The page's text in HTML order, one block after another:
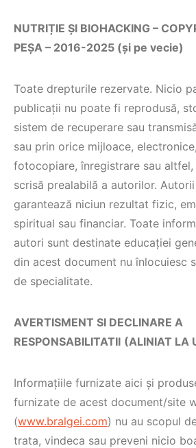
NUTRIȚIE ȘI BIOHACKING –
PEȘA – 2016-2025 (și pe vecie)
Toate drepturile rezervate. Nicio
publicații nu poate fi reprodusă,
sistem de recuperare sau
sau prin orice mijloace,
fotocopiare, înregistrare sau altfel,
scrisă prealabilă a autorilor.
garantează niciun rezultat fizic,
spiritual sau financiar. Toate
autori sunt destinate educației
din acest document nu înlocuiesc
de specialitate.
AVERTISMENT SI DECLINARE A
RESPONSABILITATII (ALINIAT LA
Informațiile furnizate aici și
furnizate de acest document/site
(www.bralgei.com) nu au scopul
trata, vindeca sau preveni nicio